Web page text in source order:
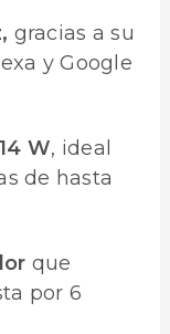
gracias a su
y Google
W, ideal
de hasta
que
por 6